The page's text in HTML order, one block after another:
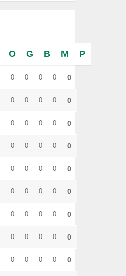
O G B M P
0 0 0 0 0
0 0 0 0 0
0 0 0 0 0
0 0 0 0 0
0 0 0 0 0
0 0 0 0 0
0 0 0 0 0
0 0 0 0 0
0 0 0 0 0